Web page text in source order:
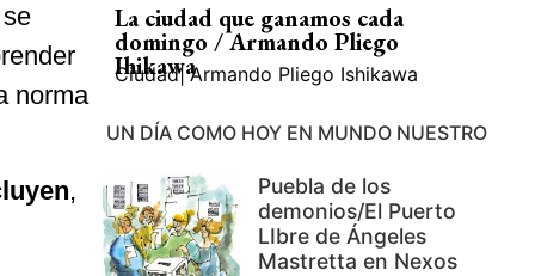
norma
,
La ciudad que ganamos cada
domingo / Armando Pliego
Ihikawa
Ciudad| Armando Pliego Ishikawa
UN DÍA COMO HOY EN MUNDO NUESTRO
Puebla de los
demonios/El Puerto
LIbre de Ángeles
Mastretta en Nexos